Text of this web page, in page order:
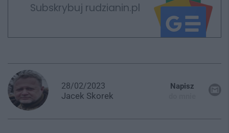
Subskrybuj rudzianin.pl
28/02/2023
Jacek Skorek
Napisz